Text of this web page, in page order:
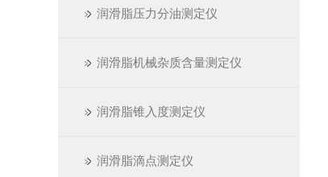
润滑脂压力分油测定仪
润滑脂机械杂质含量测定仪
润滑脂锥入度测定仪
润滑脂滴点测定仪